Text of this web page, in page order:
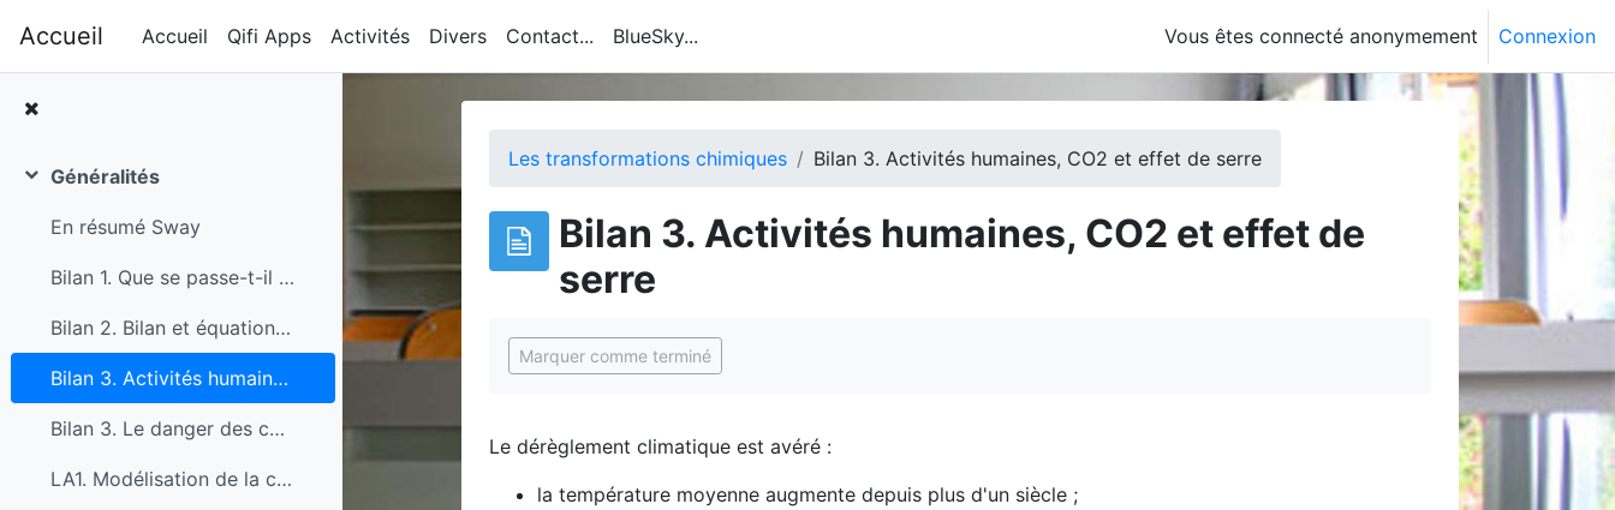
Accueil Accueil Qifi Apps Activités Divers Contact... BlueSky... Vous êtes connecté anonymement Connexion
Replier
Généralités
En résumé Sway
Bilan 1. Que se passe-t-il au cours d'une transformation chimique ?
Bilan 2. Bilan et équation-bilan
Bilan 3. Activités humaines, CO2 et effet de serre
Bilan 3. Le danger des combustions
LA1. Modélisation de la combustion du carbone
Les transformations chimiques Bilan 3. Activités humaines, CO2 et effet de serre
Bilan 3. Activités humaines, CO2 et effet de
serre
Conditions d'achèvement
Marquer comme terminé
Le dérèglement climatique est avéré :
la température moyenne augmente depuis plus d'un siècle ;